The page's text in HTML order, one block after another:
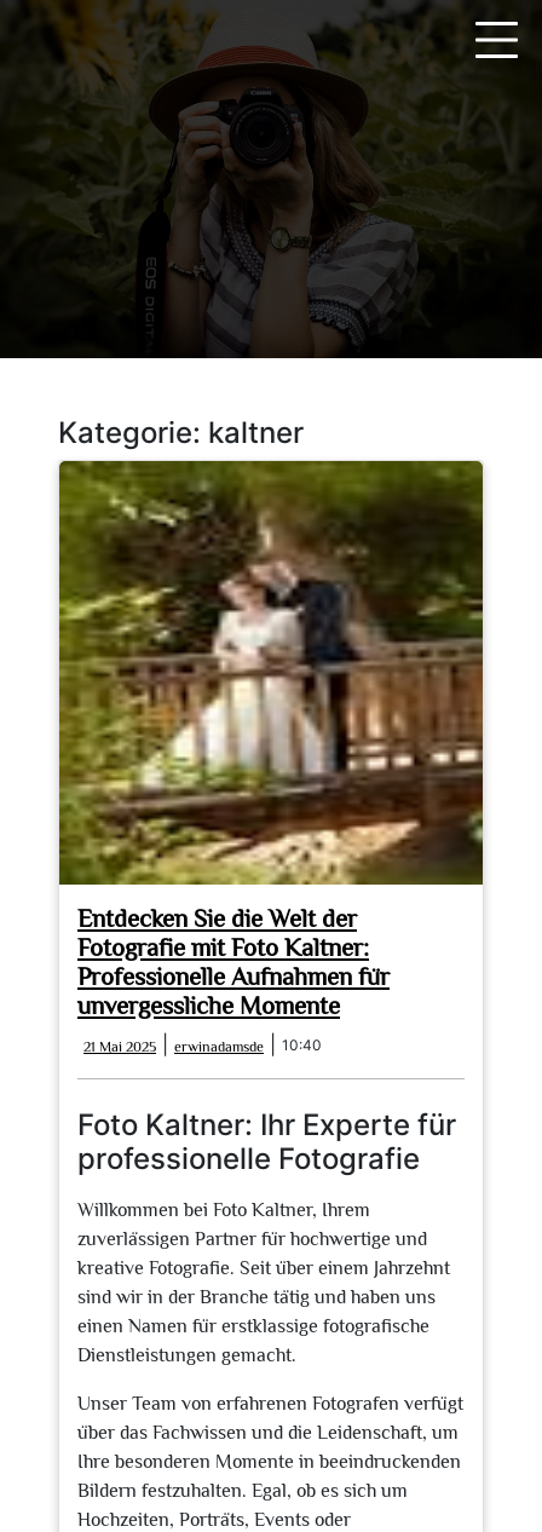
springen
Kategorie: kaltner
Entdecken Sie die Welt der
Fotografie mit Foto Kaltner:
Professionelle Aufnahmen für
unvergessliche Momente
21 Mai 2025
Mai
2025
erwinadamsde erwinadamsde
10:40
Foto Kaltner: Ihr Experte für
professionelle Fotografie
Willkommen bei Foto Kaltner, Ihrem
zuverlässigen Partner für hochwertige und
kreative Fotografie. Seit über einem Jahrzehnt
sind wir in der Branche tätig und haben uns
einen Namen für erstklassige fotografische
Dienstleistungen gemacht.
Unser Team von erfahrenen Fotografen verfügt
über das Fachwissen und die Leidenschaft, um
Ihre besonderen Momente in beeindruckenden
Bildern festzuhalten. Egal, ob es sich um
Hochzeiten, Porträts, Events oder